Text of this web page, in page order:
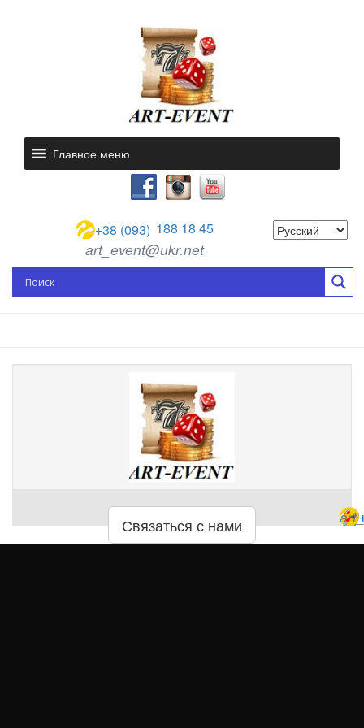
Главное меню
+38 (093) 188 18 45
art_event@ukr.net
Связаться с нами